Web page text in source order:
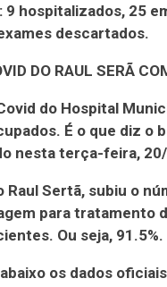
9 hospitalizados, 25
descartados.
DO RAUL SERÃ
do Hospital
É o que diz o
nesta terça-feira,
Raul Sertã, subiu o
para tratamento
Ou seja, 91.5%.
os dados